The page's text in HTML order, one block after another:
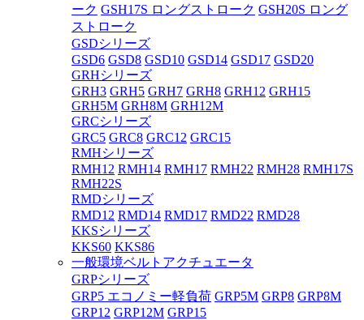
ーク GSH17S ロングストローク GSH20S ロング
ストローク
GSDシリーズ
GSD6 GSD8 GSD10 GSD14 GSD17 GSD20
GRHシリーズ
GRH3 GRH5 GRH7 GRH8 GRH12 GRH15
GRH5M GRH8M GRH12M
GRCシリーズ
GRC5 GRC8 GRC12 GRC15
RMHシリーズ
RMH12 RMH14 RMH17 RMH22 RMH28 RMH17S
RMH22S
RMDシリーズ
RMD12 RMD14 RMD17 RMD22 RMD28
KKSシリーズ
KKS60 KKS86
一般環境ベルトアクチュエータ
GRPシリーズ
GRP5 エコノミー軽負荷 GRP5M GRP8 GRP8M
GRP12 GRP12M GRP15